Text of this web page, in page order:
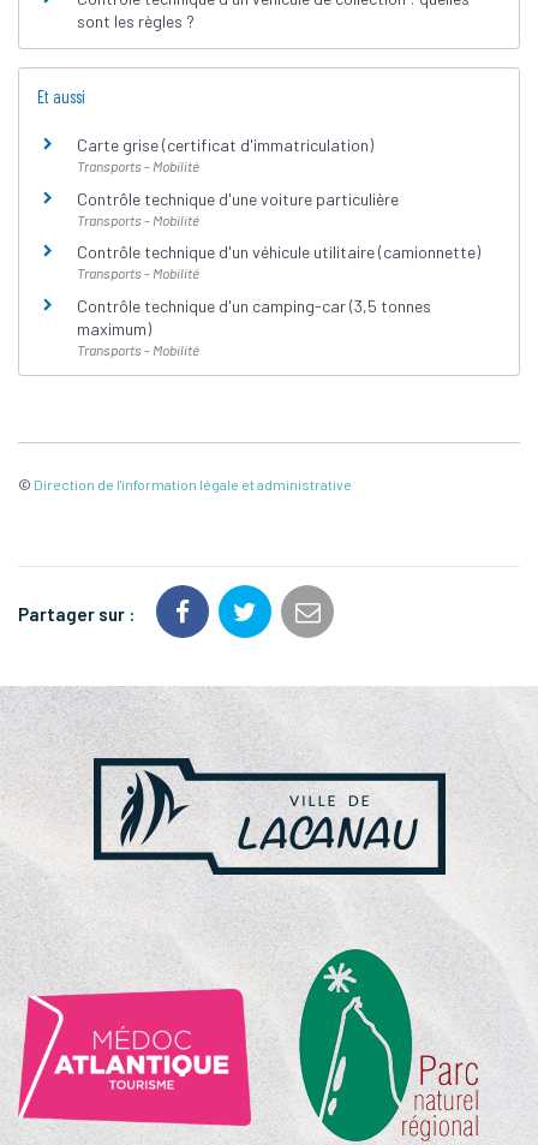
sont les règles ?
Et aussi
Carte grise (certificat d'immatriculation)
Transports - Mobilité
Contrôle technique d'une voiture particulière
Transports - Mobilité
Contrôle technique d'un véhicule utilitaire (camionnette)
Transports - Mobilité
Contrôle technique d'un camping-car (3,5 tonnes
maximum)
Transports - Mobilité
© Direction de l'information légale et administrative
Partager sur :
NOS
PARTENAIRES